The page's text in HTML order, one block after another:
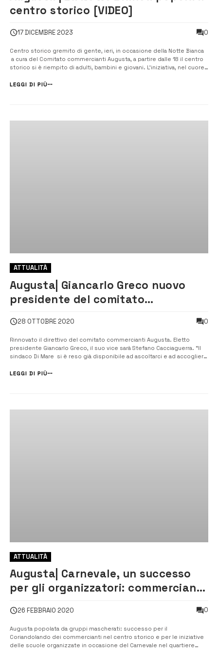
centro storico [VIDEO]
17 DICEMBRE 2023 0
Centro storico gremito di gente, ieri, in occasione della Notte Bianca
a cura del Comitato commercianti Augusta, a partire dalle 18 il centro
storico si è riempito di adulti, bambini e giovani. L’iniziativa, nel cuore
al progetto “Itinera”, in via Principe Umber...
LEGGI DI PIÙ
ATTUALITÀ
Augusta| Giancarlo Greco nuovo
presidente del comitato
28 OTTOBRE 2020 0
Rinnovato il direttivo del comitato commercianti Augusta. Eletto
presidente Giancarlo Greco, il suo vice sarà Stefano Cacciaguerra. “Il
sindaco Di Mare si è reso già disponibile ad ascoltarci e ad accogliere
comitato Elena Cimino. [/] Si sono svolte, nei giorni sc...
LEGGI DI PIÙ
ATTUALITÀ
Augusta| Carnevale, un successo
per gli organizzatori: commercianti
26 FEBBRAIO 2020 0
Augusta popolata da gruppi mascherati: successo per il
Coriandolando dei commercianti nel centro storico e per le iniziative
delle scuole organizzate in occasione del Carnevale nel quartiere